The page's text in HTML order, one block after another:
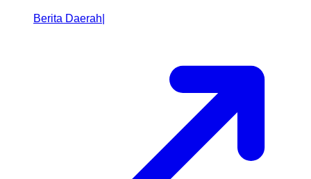
Berita Daerah